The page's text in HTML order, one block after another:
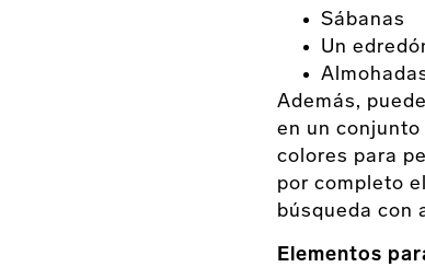
Sábanas
Un
Además,
en un
colores para
por completo
búsqueda con
Elementos